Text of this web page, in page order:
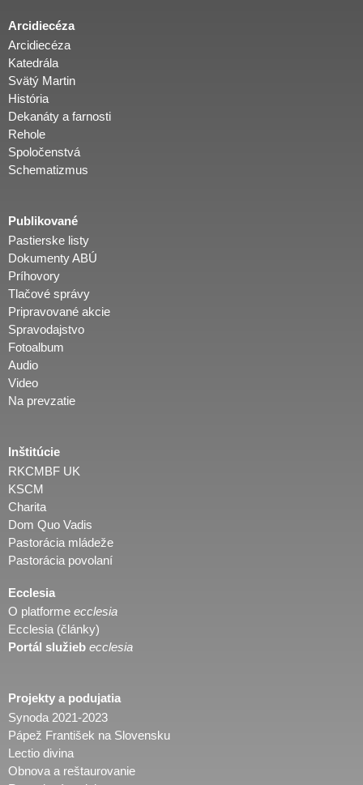
Arcidiecéza
Arcidiecéza
Katedrála
Svätý Martin
História
Dekanáty a farnosti
Rehole
Spoločenstvá
Schematizmus
Publikované
Pastierske listy
Dokumenty ABÚ
Príhovory
Tlačové správy
Pripravované akcie
Spravodajstvo
Fotoalbum
Audio
Video
Na prevzatie
Inštitúcie
RKCMBF UK
KSCM
Charita
Dom Quo Vadis
Pastorácia mládeže
Pastorácia povolaní
Ecclesia
O platforme ecclesia
Ecclesia (články)
Portál služieb ecclesia
Projekty a podujatia
Synoda 2021-2023
Pápež František na Slovensku
Lectio divina
Obnova a reštaurovanie